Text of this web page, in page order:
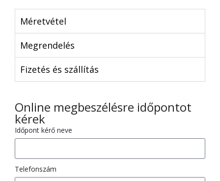
Méretvétel
Megrendelés
Fizetés és szállítás
Online megbeszélésre időpontot
kérek
Időpont kérő neve
Telefonszám